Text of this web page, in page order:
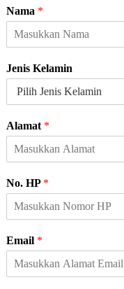
Nama *
a
a
e
a
i
a
m
Jenis Kelamin
Alamat *
No. HP *
Email *